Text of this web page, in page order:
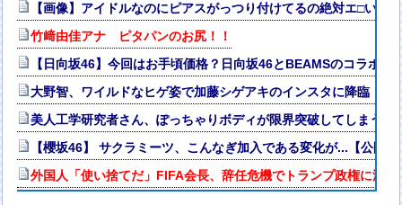
【画像】アイドルなのにピアスがっつり付けてるの絶対エ□いｗ
竹﨑由佳アナ ピタパンのお尻！！
【日向坂46】今回はお手頃価格？日向坂46とBEAMSのコラボが
大野智、ワイルドなヒゲ姿で加藤シゲアキのインスタに降臨！本
美人工学研究者さん、ぽっちゃりボディが限界突破してしまう
【櫻坂46】 サクラミーツ、こんなぎ加入である変化が...【公開
外国人「使い捨てだ」FIFA会長、辞任危機でトランプ政権に泣